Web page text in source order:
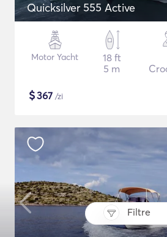
Filtre
Quicksilver 555 Active
Motor Yacht
18 ft
5 m
$367 /zi